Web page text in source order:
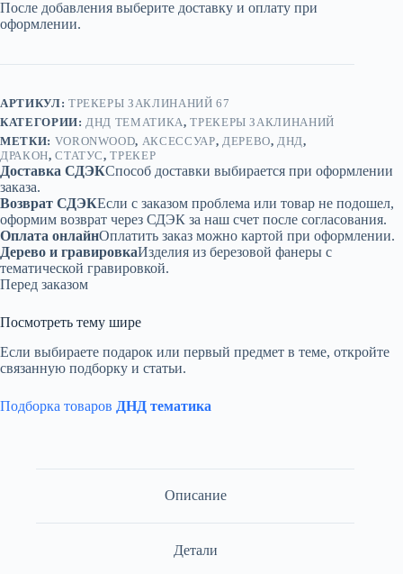
—
дерево
После добавления выберите доставку и оплату при
оформлении.
АРТИКУЛ: ТРЕКЕРЫ ЗАКЛИНАНИЙ 67
КАТЕГОРИИ: ДНД ТЕМАТИКА,ТРЕКЕРЫ ЗАКЛИНАНИЙ
МЕТКИ: VORONWOOD, АКСЕССУАР, ДЕРЕВО, ДНД,
ДРАКОН,СТАТУС,ТРЕКЕР
Доставка СДЭКСпособ доставки выбирается при оформлении
заказа.
Возврат СДЭКЕсли с заказом проблема или товар не подошел,
оформим возврат через СДЭК за наш счет после согласования.
Оплата онлайнОплатить заказ можно картой при оформлении.
Дерево и гравировкаИзделия из березовой фанеры с
тематической гравировкой.
Перед заказом
Посмотреть тему шире
Если выбираете подарок или первый предмет в теме, откройте
связанную подборку и статьи.
Подборка товаров ДНД тематика
Описание
Детали